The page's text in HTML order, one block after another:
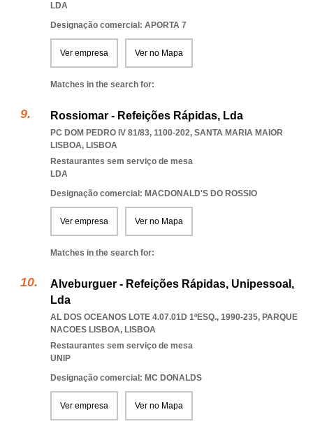
LDA
Designação comercial: APORTA 7
Ver empresa Ver no Mapa
Matches in the search for:
Rossiomar - Refeições Rápidas, Lda
PC DOM PEDRO IV 81/83, 1100-202, SANTA MARIA MAIOR
LISBOA, LISBOA
Restaurantes sem serviço de mesa
LDA
Designação comercial: MACDONALD'S DO ROSSIO
Ver empresa Ver no Mapa
Matches in the search for:
Alveburguer - Refeições Rápidas, Unipessoal,
Lda
AL DOS OCEANOS LOTE 4.07.01D 1ºESQ., 1990-235, PARQUE
NACOES LISBOA, LISBOA
Restaurantes sem serviço de mesa
UNIP
Designação comercial: MC DONALDS
Ver empresa Ver no Mapa